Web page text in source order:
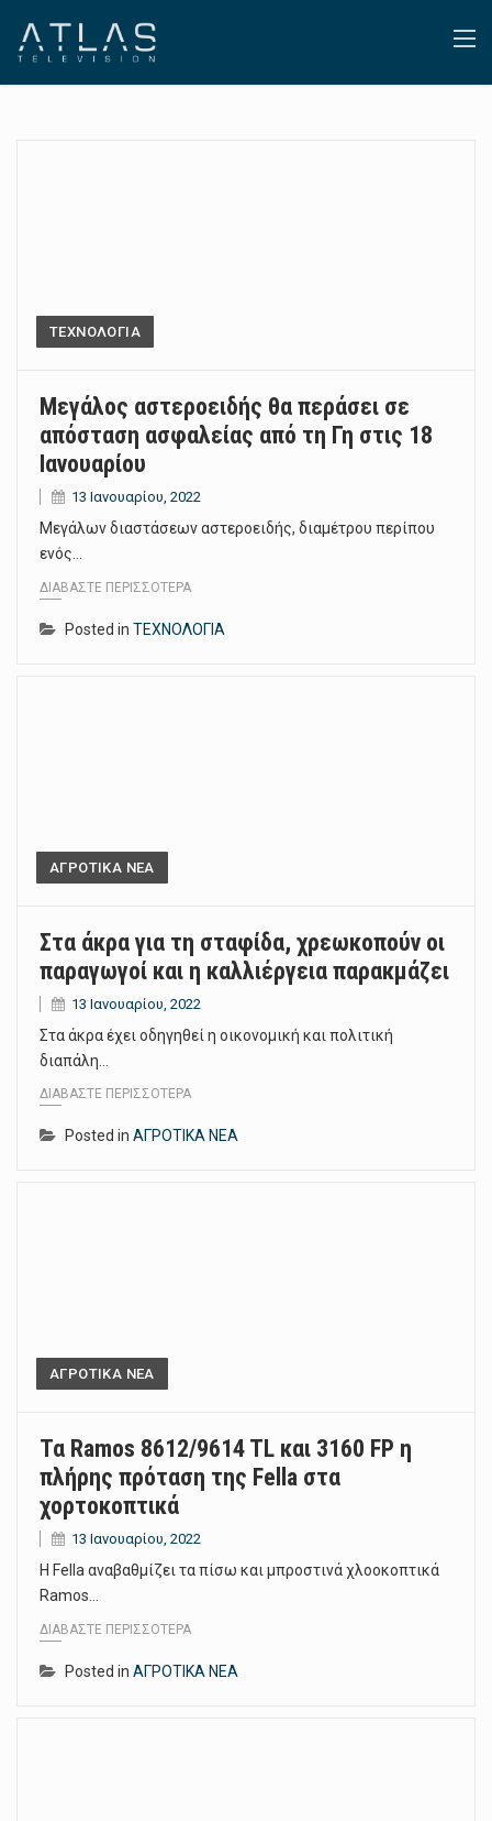
ΤΕΧΝΟΛΟΓΙΑ
Μεγάλος αστεροειδής θα περάσει σε
απόσταση ασφαλείας από τη Γη στις 18
Ιανουαρίου
13 Ιανουαρίου, 2022
Μεγάλων διαστάσεων αστεροειδής, διαμέτρου περίπου
ενός…
ΔΙΑΒΆΣΤΕ ΠΕΡΙΣΣΌΤΕΡΑ
Posted in ΤΕΧΝΟΛΟΓΙΑ
ΑΓΡΟΤΙΚΑ ΝΕΑ
Στα άκρα για τη σταφίδα, χρεωκοπούν οι
παραγωγοί και η καλλιέργεια παρακμάζει
13 Ιανουαρίου, 2022
Στα άκρα έχει οδηγηθεί η οικονομική και πολιτική
διαπάλη…
ΔΙΑΒΆΣΤΕ ΠΕΡΙΣΣΌΤΕΡΑ
Posted in ΑΓΡΟΤΙΚΑ ΝΕΑ
ΑΓΡΟΤΙΚΑ ΝΕΑ
Τα Ramos 8612/9614 TL και 3160 FP η
πλήρης πρόταση της Fella στα
χορτοκοπτικά
13 Ιανουαρίου, 2022
Η Fella αναβαθμίζει τα πίσω και μπροστινά χλοοκοπτικά
Ramos…
ΔΙΑΒΆΣΤΕ ΠΕΡΙΣΣΌΤΕΡΑ
Posted in ΑΓΡΟΤΙΚΑ ΝΕΑ